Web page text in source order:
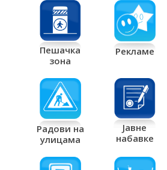
Пешачка
зона
Рекламе
Радови на
улицама
Јавне
набавке